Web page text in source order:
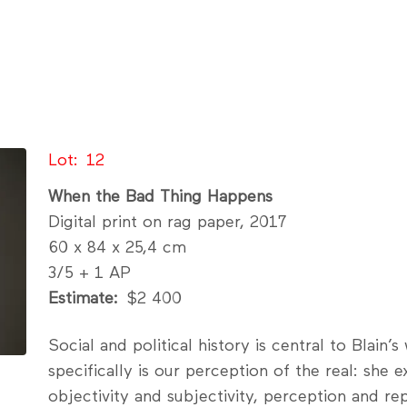
Lot 12
When the Bad Thing Happens
Digital print on rag paper, 2017
60 x 84 x 25,4 cm
3/5 + 1 AP
Estimate
$2 400
Social and political history is central to
specifically is our perception of the real: she
objectivity and subjectivity, perception and